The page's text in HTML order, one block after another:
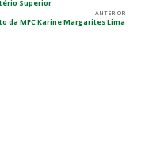
Superior
ANTERIOR
da MFC Karine Margarites Lima